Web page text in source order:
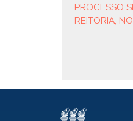
PROCESSO
REITORIA,